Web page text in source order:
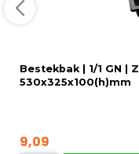
Bestekbak | 1/1 GN |
530x325x100(h)mm
9,09